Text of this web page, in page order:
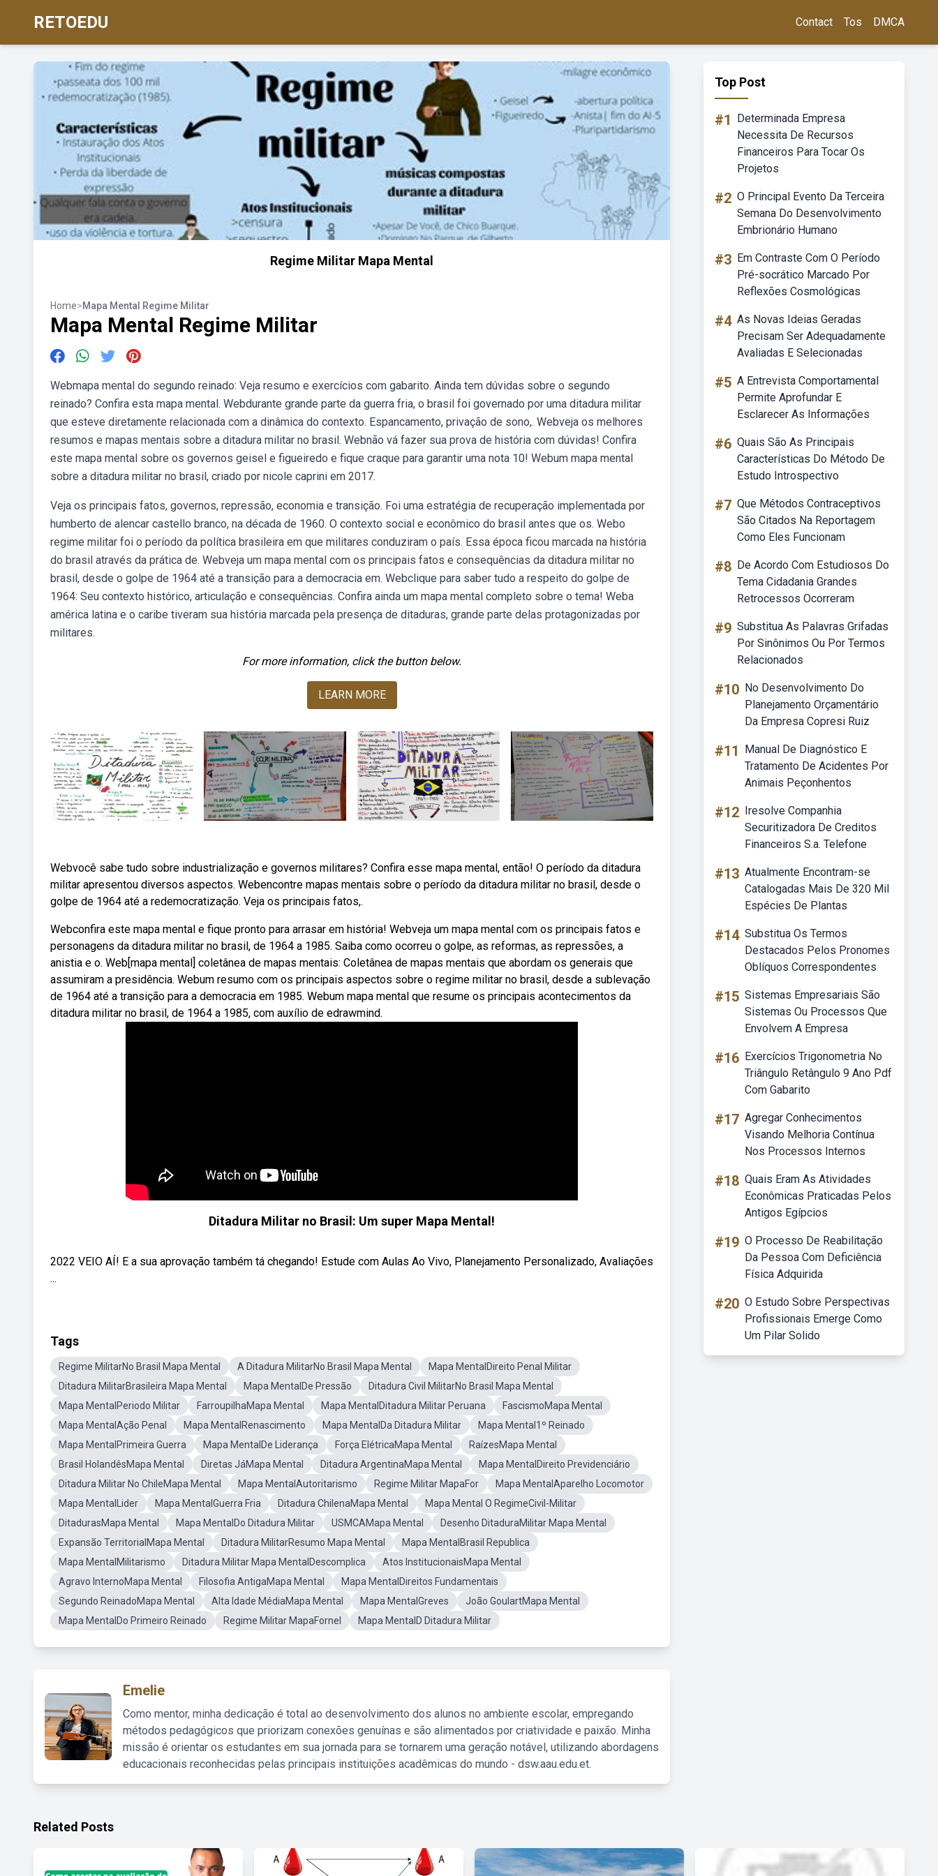
RETOEDU Contact Tos DMCA
Regime Militar Mapa Mental
Home>Mapa Mental Regime Militar
Mapa Mental Regime Militar
Webmapa mental do segundo reinado: Veja resumo e exercícios com gabarito. Ainda tem dúvidas sobre o segundo
reinado? Confira esta mapa mental. Webdurante grande parte da guerra fria, o brasil foi governado por uma ditadura militar
que esteve diretamente relacionada com a dinâmica do contexto. Espancamento, privação de sono,. Webveja os melhores
resumos e mapas mentais sobre a ditadura militar no brasil. Webnão vá fazer sua prova de história com dúvidas! Confira
este mapa mental sobre os governos geisel e figueiredo e fique craque para garantir uma nota 10! Webum mapa mental
sobre a ditadura militar no brasil, criado por nicole caprini em 2017.
Veja os principais fatos, governos, repressão, economia e transição. Foi uma estratégia de recuperação implementada por
humberto de alencar castello branco, na década de 1960. O contexto social e econômico do brasil antes que os. Webo
regime militar foi o período da política brasileira em que militares conduziram o país. Essa época ficou marcada na história
do brasil através da prática de. Webveja um mapa mental com os principais fatos e consequências da ditadura militar no
brasil, desde o golpe de 1964 até a transição para a democracia em. Webclique para saber tudo a respeito do golpe de
1964: Seu contexto histórico, articulação e consequências. Confira ainda um mapa mental completo sobre o tema! Weba
américa latina e o caribe tiveram sua história marcada pela presença de ditaduras, grande parte delas protagonizadas por
militares.
For more information, click the button below.
LEARN MORE
Webvocê sabe tudo sobre industrialização e governos militares? Confira esse mapa mental, então! O período da ditadura
militar apresentou diversos aspectos. Webencontre mapas mentais sobre o período da ditadura militar no brasil, desde o
golpe de 1964 até a redemocratização. Veja os principais fatos,.
Webconfira este mapa mental e fique pronto para arrasar em história! Webveja um mapa mental com os principais fatos e
personagens da ditadura militar no brasil, de 1964 a 1985. Saiba como ocorreu o golpe, as reformas, as repressões, a
anistia e o. Web[mapa mental] coletânea de mapas mentais: Coletânea de mapas mentais que abordam os generais que
assumiram a presidência. Webum resumo com os principais aspectos sobre o regime militar no brasil, desde a sublevação
de 1964 até a transição para a democracia em 1985. Webum mapa mental que resume os principais acontecimentos da
ditadura militar no brasil, de 1964 a 1985, com auxílio de edrawmind.
Ditadura Militar no Brasil: Um super Mapa Mental!
2022 VEIO AÍ! E a sua aprovação também tá chegando! Estude com Aulas Ao Vivo, Planejamento Personalizado, Avaliações
...
Tags
Regime MilitarNo Brasil Mapa Mental A Ditadura MilitarNo Brasil Mapa Mental
Mapa MentalDireito Penal Militar
Ditadura MilitarBrasileira Mapa Mental
Mapa MentalDe Pressão
Ditadura Civil MilitarNo Brasil Mapa Mental
Mapa MentalPeriodo Militar
FarroupilhaMapa Mental Mapa MentalDitadura Militar Peruana
FascismoMapa Mental
Mapa MentalAção Penal
Mapa MentalRenascimento Mapa MentalDa Ditadura Militar
Mapa Mental1º Reinado
Mapa MentalPrimeira Guerra
Mapa MentalDe Liderança Força ElétricaMapa Mental
RaízesMapa Mental
Brasil HolandêsMapa Mental
Diretas JáMapa Mental Ditadura ArgentinaMapa Mental
Mapa MentalDireito Previdenciário
Ditadura Militar No ChileMapa Mental
Mapa MentalAutoritarismo Regime Militar MapaFor
Mapa MentalAparelho Locomotor
Mapa MentalLider
Mapa MentalGuerra Fria Ditadura ChilenaMapa Mental
Mapa Mental O RegimeCivil-Militar
DitadurasMapa Mental
Mapa MentalDo Ditadura Militar USMCAMapa Mental
Desenho DitaduraMilitar Mapa Mental
Expansão TerritorialMapa Mental
Ditadura MilitarResumo Mapa Mental
Mapa MentalBrasil Republica
Mapa MentalMilitarismo
Ditadura Militar Mapa MentalDescomplica
Atos InstitucionaisMapa Mental
Agravo InternoMapa Mental
Filosofia AntigaMapa Mental
Mapa MentalDireitos Fundamentais
Segundo ReinadoMapa Mental
Alta Idade MédiaMapa Mental Mapa MentalGreves
João GoulartMapa Mental
Mapa MentalDo Primeiro Reinado
Regime Militar MapaFornel Mapa MentalD Ditadura Militar
Emelie
Como mentor, minha dedicação é total ao desenvolvimento dos alunos no ambiente escolar, empregando
métodos pedagógicos que priorizam conexões genuínas e são alimentados por criatividade e paixão. Minha
missão é orientar os estudantes em sua jornada para se tornarem uma geração notável, utilizando abordagens
educacionais reconhecidas pelas principais instituições acadêmicas do mundo - dsw.aau.edu.et.
Top Post
#1
Determinada Empresa
Necessita De Recursos
Financeiros Para Tocar Os
Projetos
#2 O Principal Evento Da Terceira
Semana Do Desenvolvimento
Embrionário Humano
#3 Em Contraste Com O Período
Pré-socrático Marcado Por
Reflexões Cosmológicas
#4 As Novas Ideias Geradas
Precisam Ser Adequadamente
Avaliadas E Selecionadas
#5 A Entrevista Comportamental
Permite Aprofundar E
Esclarecer As Informações
#6 Quais São As Principais
Características Do Método De
Estudo Introspectivo
#7 Que Métodos Contraceptivos
São Citados Na Reportagem
Como Eles Funcionam
#8 De Acordo Com Estudiosos Do
Tema Cidadania Grandes
Retrocessos Ocorreram
#9 Substitua As Palavras Grifadas
Por Sinônimos Ou Por Termos
Relacionados
#10 No Desenvolvimento Do
Planejamento Orçamentário
Da Empresa Copresi Ruiz
#11
Manual De Diagnóstico E
Tratamento De Acidentes Por
Animais Peçonhentos
#12 Iresolve Companhia
Securitizadora De Creditos
Financeiros S.a. Telefone
#13 Atualmente Encontram-se
Catalogadas Mais De 320 Mil
Espécies De Plantas
#14 Substitua Os Termos
Destacados Pelos Pronomes
Oblíquos Correspondentes
#15 Sistemas Empresariais São
Sistemas Ou Processos Que
Envolvem A Empresa
#16 Exercícios Trigonometria No
Triângulo Retângulo 9 Ano Pdf
Com Gabarito
#17 Agregar Conhecimentos
Visando Melhoria Contínua
Nos Processos Internos
#18 Quais Eram As Atividades
Econômicas Praticadas Pelos
Antigos Egípcios
#19 O Processo De Reabilitação
Da Pessoa Com Deficiência
Física Adquirida
#20 O Estudo Sobre Perspectivas
Profissionais Emerge Como
Um Pilar Solido
Related Posts